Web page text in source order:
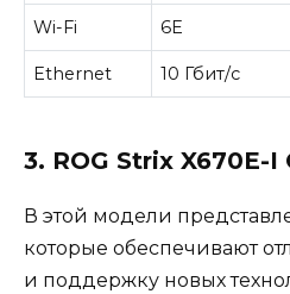
Wi-Fi 6E
Ethernet 10 Гбит/с
3. ROG Strix X670E-
В этой модели
которые обеспечивают
и поддержку новых